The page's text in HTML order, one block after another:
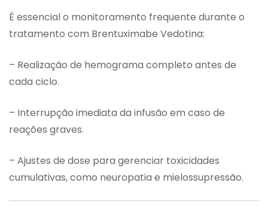
É essencial o monitoramento frequente durante o
tratamento com Brentuximabe Vedotina:
– Realização de hemograma completo antes de
cada ciclo.
– Interrupção imediata da infusão em caso de
reações graves.
– Ajustes de dose para gerenciar toxicidades
cumulativas, como neuropatia e mielossupressão.